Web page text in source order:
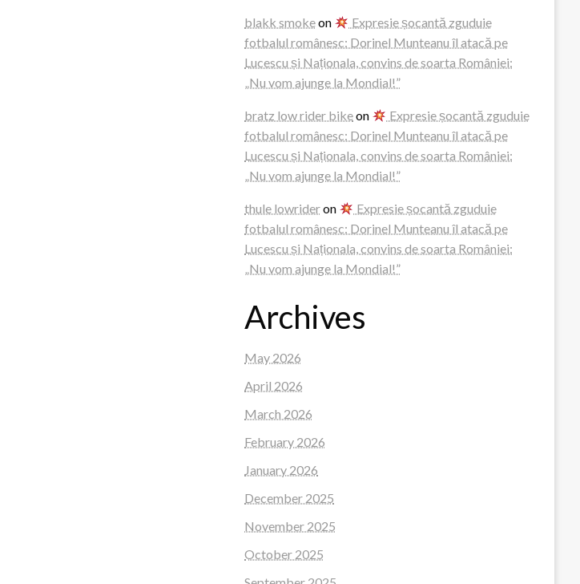
blakk smokeon
Expresie șocantă zguduie
fotbalul românesc: Dorinel Munteanu îl atacă pe
Lucescu și Naționala, convins de soarta României:
„Nu vom ajunge la Mondial!”
bratz low rider bikeon
Expresie șocantă zguduie
fotbalul românesc: Dorinel Munteanu îl atacă pe
Lucescu și Naționala, convins de soarta României:
„Nu vom ajunge la Mondial!”
thule lowrideron
Expresie șocantă zguduie
fotbalul românesc: Dorinel Munteanu îl atacă pe
Lucescu și Naționala, convins de soarta României:
„Nu vom ajunge la Mondial!”
Archives
May 2026
April 2026
March 2026
February 2026
January 2026
December 2025
November 2025
October 2025